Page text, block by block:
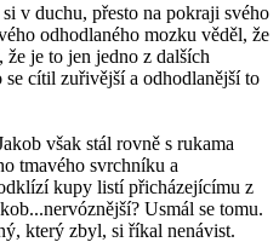
v duchu, přesto na pokraji svého
odhodlaného mozku věděl, že
že je to jen jedno z dalších
se cítil zuřivější a odhodlanější to
však stál rovně s rukama
tmavého svrchníku a
kupy listí přicházejícímu z
Usmál se tomu.
který zbyl, si říkal nenávist.